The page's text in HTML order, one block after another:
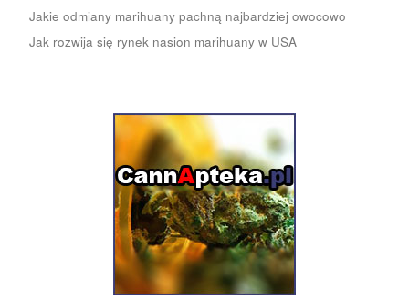
Jakie odmiany marihuany pachną najbardziej owocowo
Jak rozwija się rynek nasion marihuany w USA